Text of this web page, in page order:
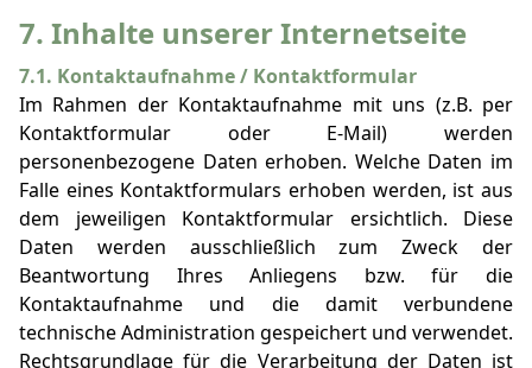
7. Inhalte unserer Internetseite
7.1. Kontaktaufnahme / Kontaktformular
Im Rahmen der Kontaktaufnahme mit uns (z.B. per
Kontaktformular oder E-Mail) werden
personenbezogene Daten erhoben. Welche Daten im
Falle eines Kontaktformulars erhoben werden, ist aus
dem jeweiligen Kontaktformular ersichtlich. Diese
Daten werden ausschließlich zum Zweck der
Beantwortung Ihres Anliegens bzw. für die
Kontaktaufnahme und die damit verbundene
technische Administration gespeichert und verwendet.
Rechtsgrundlage für die Verarbeitung der Daten ist